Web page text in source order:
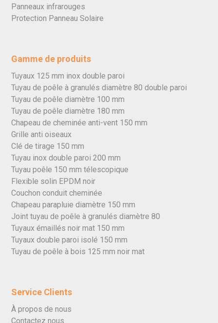
Panneaux infrarouges
Protection Panneau Solaire
Gamme de produits
Tuyaux 125 mm inox double paroi
Tuyau de poêle à granulés diamètre 80 double paroi
Tuyau de poêle diamètre 100 mm
Tuyau de poêle diamètre 180 mm
Chapeau de cheminée anti-vent 150 mm
Grille anti oiseaux
Clé de tirage 150 mm
Tuyau inox double paroi 200 mm
Tuyau poêle 150 mm télescopique
Flexible solin EPDM noir
Couchon conduit cheminée
Chapeau parapluie diamètre 150 mm
Joint tuyau de poêle à granulés diamètre 80
Tuyaux émaillés noir mat 150 mm
Tuyaux double paroi isolé 150 mm
Tuyau de poêle à bois 125 mm noir mat
Service Clients
À propos de nous
Contactez nous